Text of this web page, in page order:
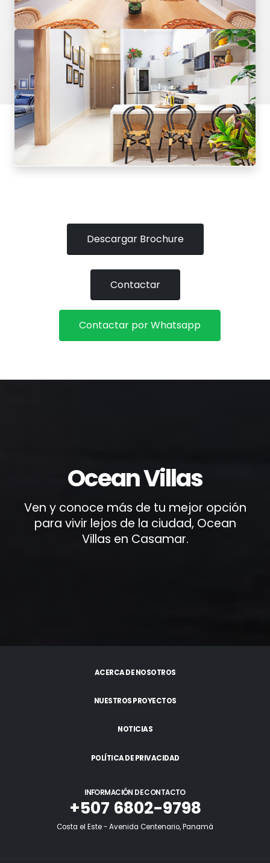
Descargar Brochure
Contactar
Contactar por Whatsapp
Ocean Villas
Ven y conoce más de tu mejor opción
para vivir lejos de la ciudad, Ocean
Villas en Casamar.
ACERCA DE NOSOTROS
NUESTROS PROYECTOS
NOTICIAS
POLÍTICA DE PRIVACIDAD
INFORMACIÓN DE CONTACTO
+507 6802-9798
Costa el Este - Avenida Centenario, Panamá